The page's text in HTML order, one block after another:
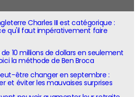
Charles III est catégorique :
qu'il faut impérativement faire
de 10 millions de dollars en seulement
la méthode de Ben Broca
être changer en septembre :
et éviter les mauvaises surprises